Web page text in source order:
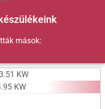
mások:
KW
KW